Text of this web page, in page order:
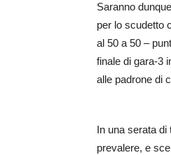
Saranno
per lo scudetto
al 50 a 50 –
finale di gara-3
alle padrone di
In una serata di
prevalere, e